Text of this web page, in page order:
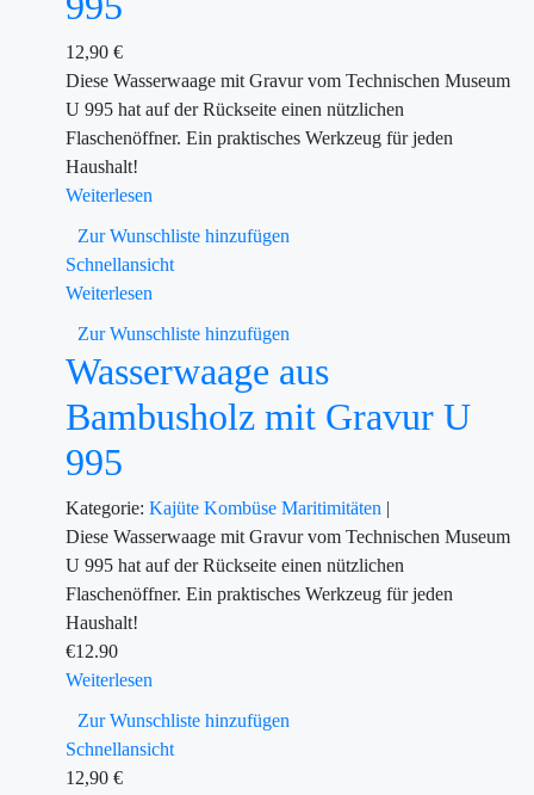
12,90 €
Diese Wasserwaage mit Gravur vom Technischen Museum
U 995 hat auf der Rückseite einen nützlichen
Flaschenöffner. Ein praktisches Werkzeug für jeden
Haushalt!
Weiterlesen
Zur Wunschliste hinzufügen
Schnellansicht
Weiterlesen
Zur Wunschliste hinzufügen
Wasserwaage aus
Bambusholz mit Gravur U
995
Kategorie: Kajüte Kombüse Maritimitäten |
Diese Wasserwaage mit Gravur vom Technischen Museum
U 995 hat auf der Rückseite einen nützlichen
Flaschenöffner. Ein praktisches Werkzeug für jeden
Haushalt!
€12.90
Weiterlesen
Zur Wunschliste hinzufügen
Schnellansicht
12,90 €